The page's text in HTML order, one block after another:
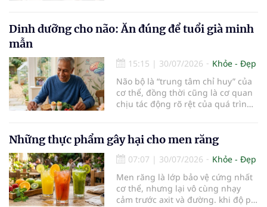
cho các hoạt động tập luyện
thường trở thành một thách thức
Dinh dưỡng cho não: Ăn đúng để tuổi già minh
mẫn
15:15 | 30/07/2026
Khỏe - Đẹp
Não bộ là “trung tâm chỉ huy” của
cơ thể, đồng thời cũng là cơ quan
chịu tác động rõ rệt của quá trình
mạnh, có thể góp phần bảo vệ tế
bào thần kinh, duy trì trí nhớ và
giúp NCT sống minh mẫn, tự chủ
lâu hơn.
Những thực phẩm gây hại cho men răng
07:07 | 30/07/2026
Khỏe - Đẹp
Men răng là lớp bảo vệ cứng nhất
cơ thể, nhưng lại vô cùng nhạy
cảm trước axit và đường. khi độ pH